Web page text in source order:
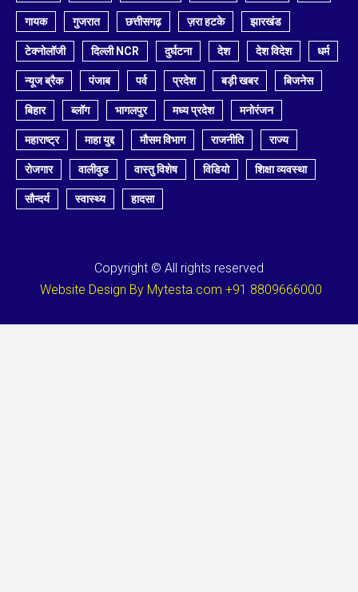
गायक गुजरात छत्तीसगढ़ ज़रा हटके झारखंड
टेक्नोलॉजी दिल्ली NCR दुर्घटना देश देश विदेश धर्म
न्यूज ब्रैक पंजाब पर्व प्रदेश बड़ी खबर बिजनेस
बिहार ब्लॉग भागलपुर मध्य प्रदेश मनोरंजन
महाराष्ट्र माहा युद्द मौसम विभाग राजनीति राज्य
रोजगार वालीवुड वास्तु विशेष विडियो शिक्षा व्यवस्था
सौन्दर्य स्वास्थ्य हादसा
Copyright © All rights reserved
Website Design By Mytesta.com +91 8809666000